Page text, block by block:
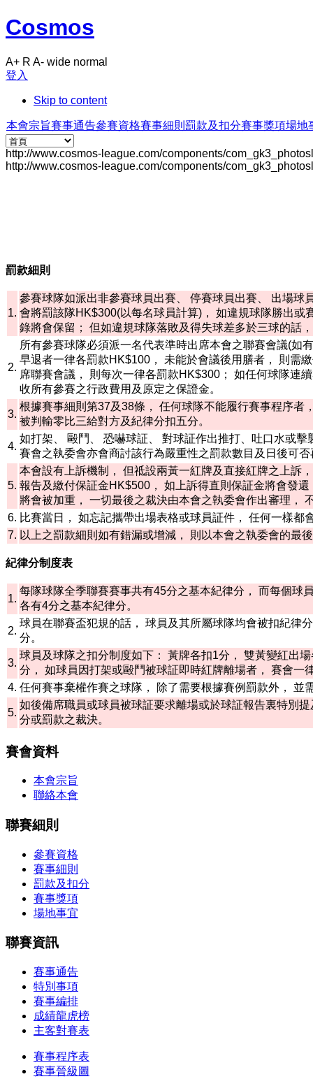
Cosmos
A+ R A- wide normal
登入
Skip to content
本會宗旨賽事通告參賽資格賽事細則 罰款及扣分賽事獎項場地
http://www.cosmos-league.com/components/
http://www.cosmos-league.com/components/
罰款細則
1.
參賽球隊如派出非參賽球員出賽、 停賽球員出賽、 出場
會將罰該隊HK$300(以每名球員計算)， 如違規球隊勝出
錄將會保留； 但如違規球隊落敗及得失球差多於三球的話
2.
所有參賽球隊必須派一名代表準時出席本會之聯賽會議(如
早退者一律各罰款HK$100， 未能於會議後用膳者， 則需
席聯賽會議， 則每次一律各罰款HK$300； 如任何球隊連
收所有參賽之行政費用及原定之保證金。
3.
根據賽事細則第37及38條， 任何球隊不能履行賽事程序
被判輸零比三給對方及紀律分扣五分。
4.
如打架、 毆鬥、 恐嚇球証、 對球証作出推打、吐口水或
賽會之執委會亦會商討該行為嚴重性之罰款數目及日後可
5.
本會設有上訴機制， 但祗設兩黃一紅牌及直接紅牌之上訴
報告及繳付保証金HK$500， 如上訴得直則保証金將會發
將會被加重， 一切最後之裁決由本會之執委會作出審理，
6. 比賽當日， 如忘記攜帶出場表格或球員証件， 任何一樣
7. 以上之罰款細則如有錯漏或增減， 則以本會之執委會的最
紀律分制度表
1.
每隊球隊全季聯賽賽事共有45分之基本紀律分， 而每個球
各有4分之基本紀律分。
2.
球員在聯賽盃犯規的話， 球員及其所屬球隊均會被扣紀律
分。
3.
球員及球隊之扣分制度如下： 黃牌各扣1分， 雙黃變紅出
分， 如球員因打架或毆鬥被球証即時紅牌離場者， 賽會
4. 任何賽事棄權作賽之球隊， 除了需要根據賽例罰款外， 並
5.
如後備席職員或球員被球証要求離場或於球証報告裏特別
分或罰款之裁決。
賽會資料
本會宗旨
聯絡本會
聯賽細則
參賽資格
賽事細則
罰款及扣分
賽事獎項
場地事宜
聯賽資訊
賽事通告
特別事項
賽事編排
成績龍虎榜
主客對賽表
賽事程序表
賽事晉級圖